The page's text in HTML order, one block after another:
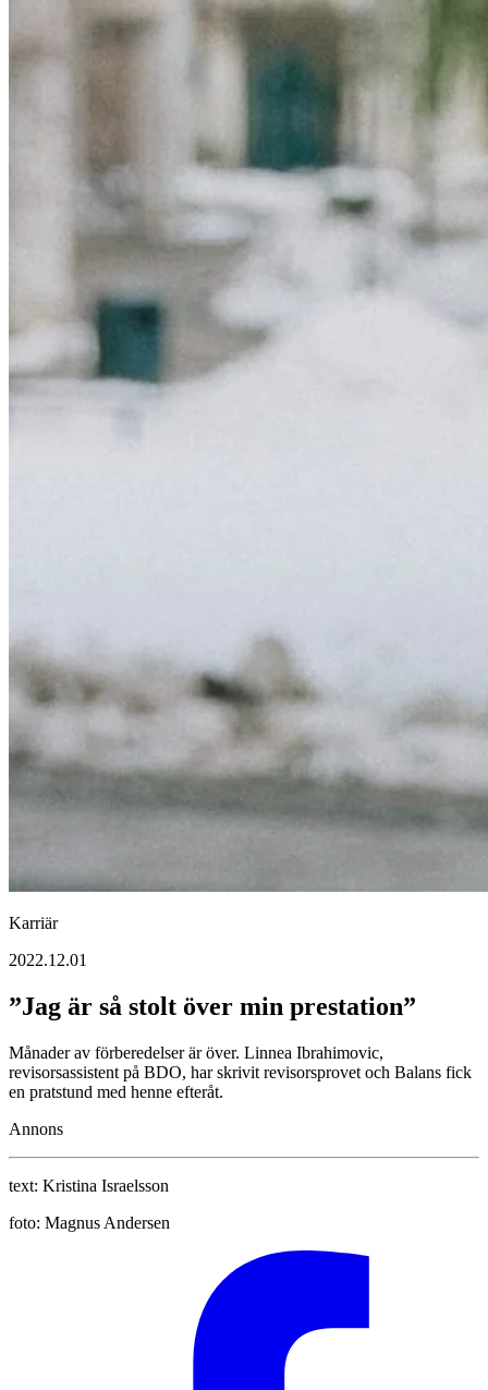
Karriär
2022.12.01
”Jag är så stolt över min prestation”
Månader av förberedelser är över. Linnea Ibrahimovic,
revisorsassistent på BDO, har skrivit revisorsprovet och Balans fick
en pratstund med henne efteråt.
Annons
text: Kristina Israelsson
foto: Magnus Andersen